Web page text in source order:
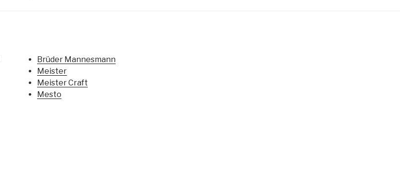
Brüder Mannesmann
Meister
Meister Craft
Mesto